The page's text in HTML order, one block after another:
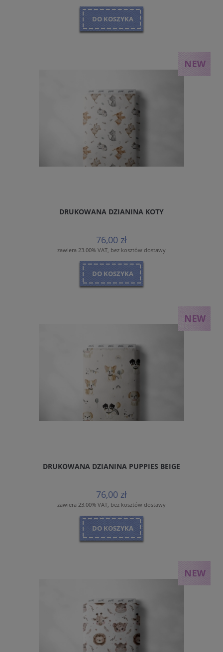
DO KOSZYKA
DRUKOWANA DZIANINA KOTY
76,00 zł
zawiera 23.00% VAT, bez kosztów dostawy
DO KOSZYKA
DRUKOWANA DZIANINA PUPPIES BEIGE
76,00 zł
zawiera 23.00% VAT, bez kosztów dostawy
DO KOSZYKA